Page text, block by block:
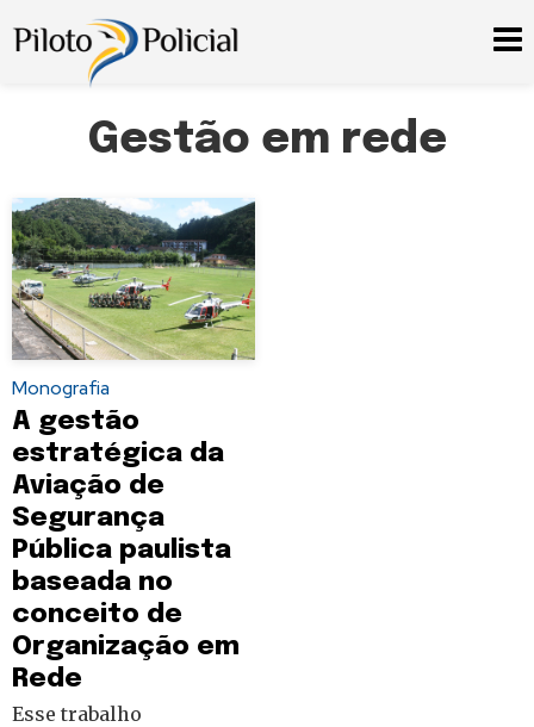
Gestão em rede
Monografia
A gestão
estratégica da
Aviação de
Segurança
Pública paulista
baseada no
conceito de
Organização em
Rede
Esse trabalho